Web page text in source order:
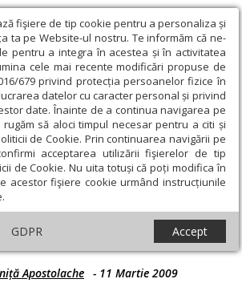
fişiere de tip cookie pentru a personaliza și
ta pe Website-ul nostru. Te informăm că ne-
pentru a integra în acestea și în activitatea
cele mai recente modificări propuse de
679 privind protecția persoanelor fizice în
datelor cu caracter personal și privind
date. Înainte de a continua navigarea pe
să aloci timpul necesar pentru a citi și
de Cookie. Prin continuarea navigării pe
acceptarea utilizării fişierelor de tip
de Cookie. Nu uita totuși că poți modifica în
acestor fişiere cookie urmând instrucțiunile
GDPR Accept
și Cultură › Interviu › „Mihai Viteazul
român cântat în toţi Balcanii ca eliberator al
este singurul domnitor
toţi Balcanii ca eliberator
Apostolache - 11 Martie 2009